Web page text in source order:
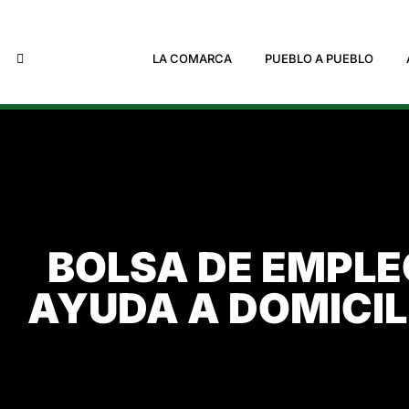
LA COMARCA PUEBLO A PUEBLO
BOLSA DE
AYUDA A